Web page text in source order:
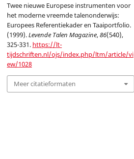
Twee nieuwe Europese instrumenten voor
het moderne vreemde talenonderwijs:
Europees Referentiekader en Taaiportfolio.
(1999).Levende Talen Magazine,86(540),
325-331. https://lt-
tijdschriften.nl/ojs/index.php/ltm/article/vi
ew/1028
Meer citatieformaten